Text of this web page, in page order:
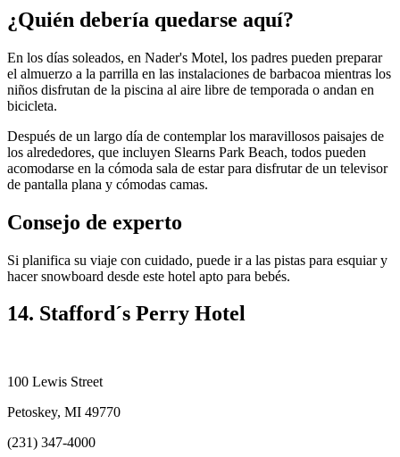
¿Quién debería quedarse aquí?
En los días soleados, en Nader's Motel, los padres pueden preparar
el almuerzo a la parrilla en las instalaciones de barbacoa mientras los
niños disfrutan de la piscina al aire libre de temporada o andan en
bicicleta.
Después de un largo día de contemplar los maravillosos paisajes de
los alrededores, que incluyen Slearns Park Beach, todos pueden
acomodarse en la cómoda sala de estar para disfrutar de un televisor
de pantalla plana y cómodas camas.
Consejo de experto
Si planifica su viaje con cuidado, puede ir a las pistas para esquiar y
hacer snowboard desde este hotel apto para bebés.
14. Stafford´s Perry Hotel
100 Lewis Street
Petoskey, MI 49770
(231) 347-4000